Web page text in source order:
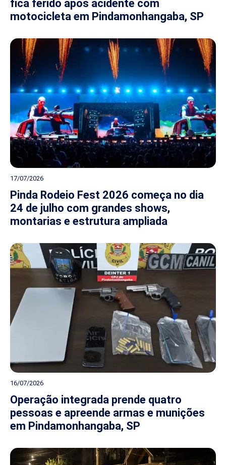
fica ferido após acidente com
motocicleta em Pindamonhangaba, SP
17/07/2026
Pinda Rodeio Fest 2026 começa no dia
24 de julho com grandes shows,
montarias e estrutura ampliada
16/07/2026
Operação integrada prende quatro
pessoas e apreende armas e munições
em Pindamonhangaba, SP